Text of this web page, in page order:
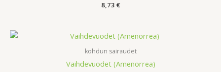
8,73 €
kohdun sairaudet
Vaihdevuodet (Amenorrea)